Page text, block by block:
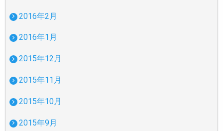
2016年2月
2016年1月
2015年12月
2015年11月
2015年10月
2015年9月